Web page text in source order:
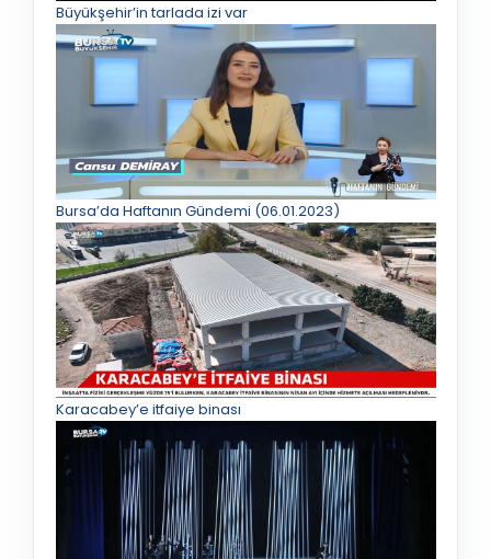
Büyükşehir’in tarlada izi var
Bursa’da Haftanın Gündemi (06.01.2023)
Karacabey’e itfaiye binası